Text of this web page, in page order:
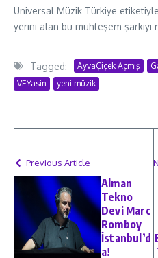
Universal Müzik Türkiye
yerini alan bu muhteşem şarkıyı
Tagged: AyvaÇiçek Açmış
VEYasin
yeni müzik
Previous Article
Alman
Tekno
Devi Marc
Romboy
İstanbul’d
a!